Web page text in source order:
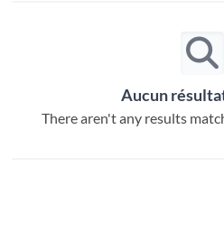
Aucun
There aren't any results